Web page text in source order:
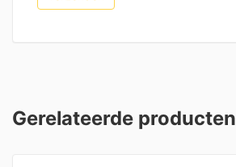
Gerelateerde producten